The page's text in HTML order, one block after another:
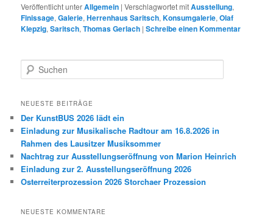
Veröffentlicht unterAllgemein |Verschlagwortet mitAusstellung,
Finissage,Galerie,Herrenhaus Saritsch,Konsumgalerie,Olaf
Klepzig,Saritsch,Thomas Gerlach |Schreibe einen Kommentar
u
h
n
NEUESTE BEITRÄGE
Der KunstBUS 2026 lädt ein
Einladung zur Musikalische Radtour am 16.8.2026 in
Rahmen des Lausitzer Musiksommer
Nachtrag zur Ausstellungseröffnung von Marion Heinrich
Einladung zur 2. Ausstellungseröffnung 2026
Osterreiterprozession 2026 Storchaer Prozession
NEUESTE KOMMENTARE